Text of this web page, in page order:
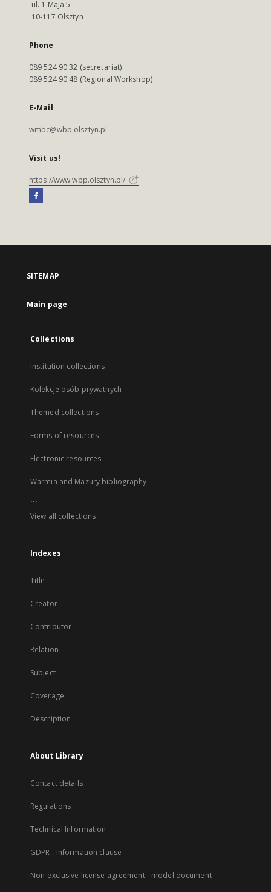
ul. 1 Maja 5
10-117 Olsztyn
Phone
089 524 90 32 (secretariat)
089 524 90 48 (Regional Workshop)
E-Mail
wmbc@wbp.olsztyn.pl
Visit us!
https://www.wbp.olsztyn.pl/
SITEMAP
Main page
Collections
Institution collections
Kolekcje osób prywatnych
Themed collections
Forms of resources
Electronic resources
Warmia and Mazury bibliography
...
View all collections
Indexes
Title
Creator
Contributor
Relation
Subject
Coverage
Description
About Library
Contact details
Regulations
Technical Information
GDPR - Information clause
Non-exclusive license agreement - model document